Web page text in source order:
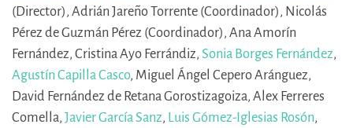
(Director), Adrián Jareño Torrente (Coordinador), Nicolás
Pérez de Guzmán Pérez (Coordinador), Ana Amorín
Fernández, Cristina Ayo Ferrándiz, Sonia Borges Fernández,
Agustín Capilla Casco, Miguel Ángel Cepero Aránguez,
David Fernández de Retana Gorostizagoiza, Alex Ferreres
Comella, Javier García Sanz, Luis Gómez-Iglesias Rosón,